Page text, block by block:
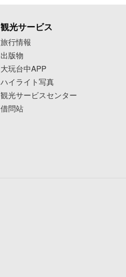
観光サービス
旅行情報
出版物
大玩台中APP
ハイライト写真
観光サービスセンター
借問站